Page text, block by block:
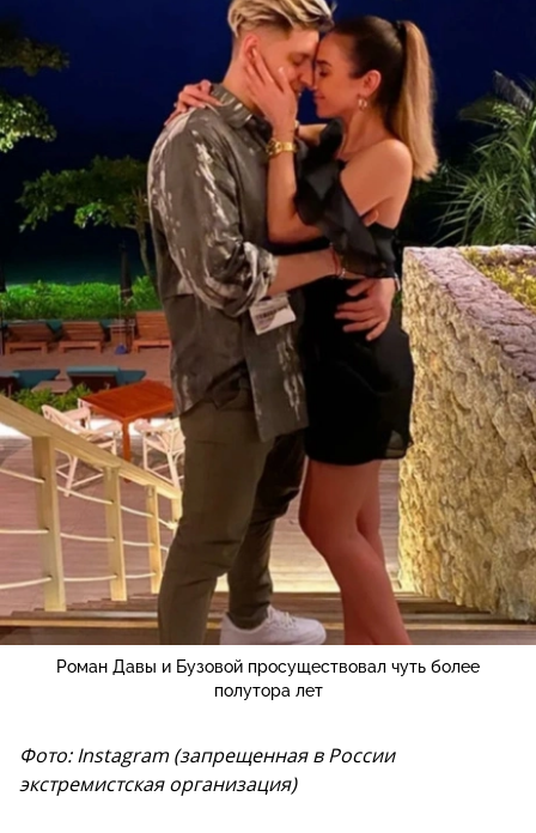
Роман Давы и Бузовой просуществовал чуть более
полутора лет
Фото: Instagram (запрещенная в России
экстремистская организация)